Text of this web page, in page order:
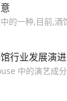
的一种,目前,
行业发展演进
中的演艺成